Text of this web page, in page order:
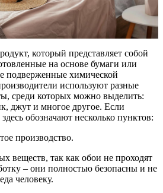
который представляет собой
на основе бумаги или
подверженные химической
используют разные
среди которых можно выделить:
джут и многое другое. Если
обозначают несколько пунктов:
производство.
веществ, так как обои не проходят
– они полностью безопасны и не
человеку.